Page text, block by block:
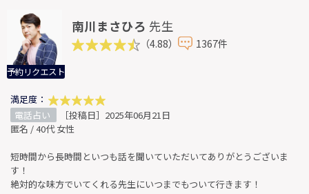
予約リクエスト
南川まさひろ 先生
（4.88） 1367件
満足度：
電話占い
［投稿日］2025年06月21日
匿名 / 40代 女性
短時間から長時間といつも話を聞いていただいてありがとうございま
す！
絶対的な味方でいてくれる先生にいつまでもついて行きます！